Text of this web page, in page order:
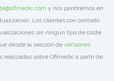
y nos pondremos en
Los clientes con contrato
sin ningún tipo de coste
desde la sección de versiones
realizadas sobre Ofimedic a partir de